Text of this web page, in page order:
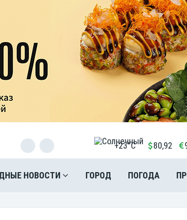
+23°C 80,92
НОВОСТИ ГОРОД ПОГОДА